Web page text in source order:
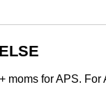
moms for APS. For